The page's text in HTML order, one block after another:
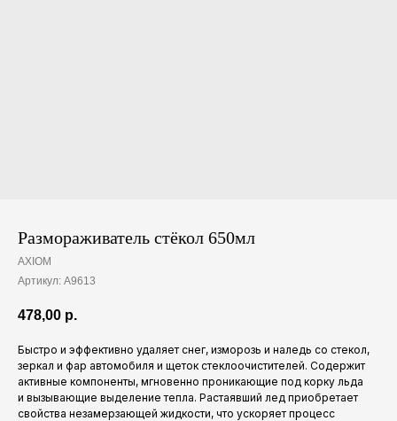
Размораживатель стёкол 650мл
AXIOM
Артикул: A9613
478,00 р.
Быстро и эффективно удаляет снег, изморозь и наледь со стекол,
зеркал и фар автомобиля и щеток стеклоочистителей. Содержит
активные компоненты, мгновенно проникающие под корку льда
и вызывающие выделение тепла. Растаявший лед приобретает
свойства незамерзающей жидкости, что ускоряет процесс